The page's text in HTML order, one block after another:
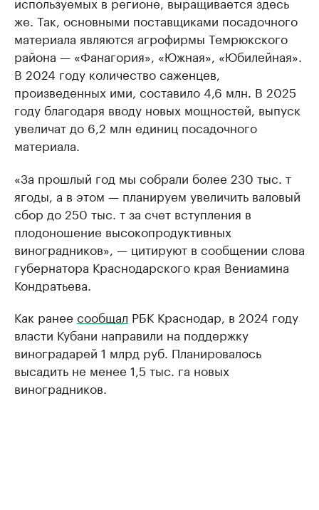
же. Так, основными поставщиками посадочного
материала являются агрофирмы Темрюкского
района — «Фанагория», «Южная», «Юбилейная».
В 2024 году количество саженцев,
произведенных ими, составило 4,6 млн. В 2025
году благодаря вводу новых мощностей, выпуск
увеличат до 6,2 млн единиц посадочного
материала.
«За прошлый год мы собрали более 230 тыс. т
ягоды, а в этом — планируем увеличить валовый
сбор до 250 тыс. т за счет вступления в
плодоношение высокопродуктивных
виноградников», — цитируют в сообщении слова
губернатора Краснодарского края Вениамина
Кондратьева.
Как ранее сообщал РБК Краснодар, в 2024 году
власти Кубани направили на поддержку
виноградарей 1 млрд руб. Планировалось
высадить не менее 1,5 тыс. га новых
виноградников.